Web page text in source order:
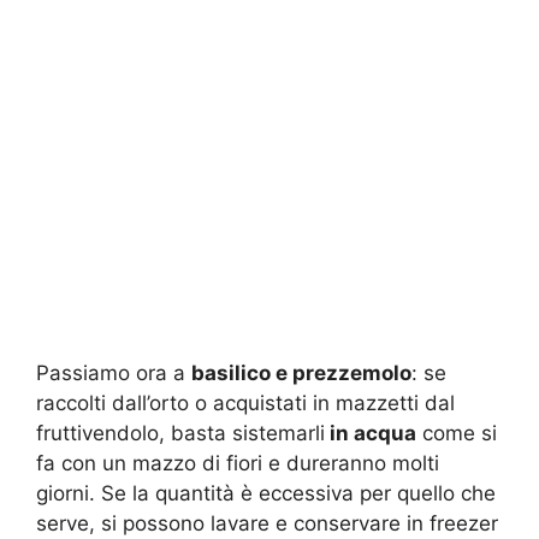
Passiamo ora a basilico e prezzemolo: se
raccolti dall’orto o acquistati in mazzetti dal
fruttivendolo, basta sistemarli in acqua come si
fa con un mazzo di fiori e dureranno molti
giorni. Se la quantità è eccessiva per quello che
serve, si possono lavare e conservare in freezer